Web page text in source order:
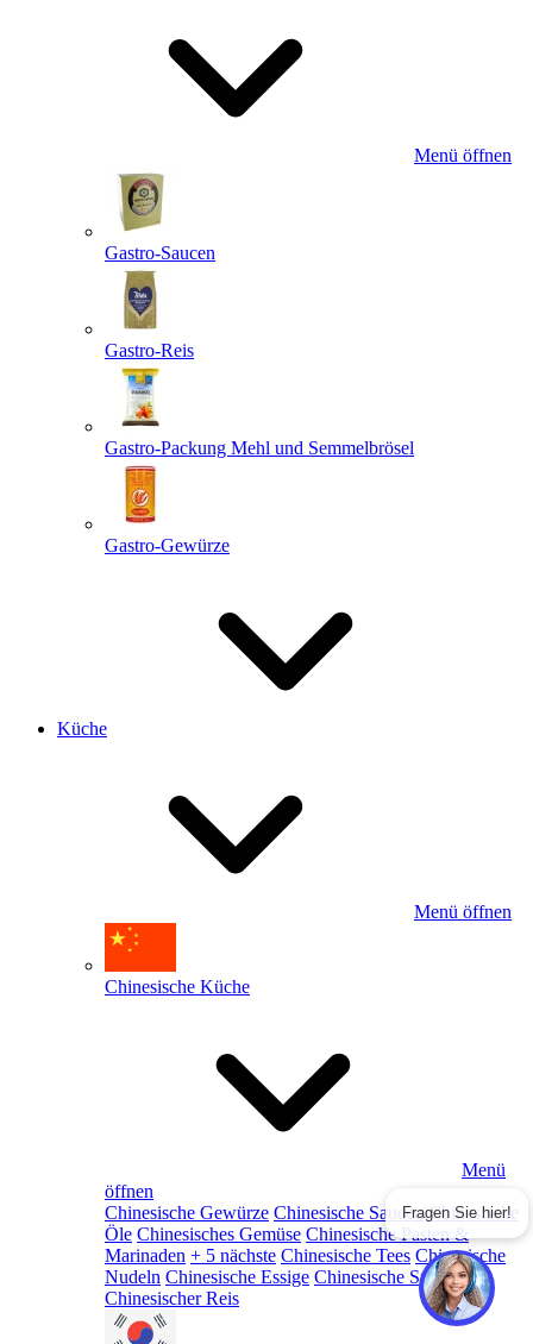
Menü öffnen
Gastro-Saucen
Gastro-Reis
Gastro-Packung Mehl und Semmelbrösel
Gastro-Gewürze
Küche
Menü öffnen
Chinesische Küche
Menü
öffnen
Chinesische Gewürze Chinesische Saucen Chinesische
Öle Chinesisches Gemüse Chinesische Pasten &
Marinaden + 5 nächste Chinesische Tees Chinesische
Nudeln Chinesische Essige Chinesische Snacks
Chinesischer Reis
Fragen Sie hier!